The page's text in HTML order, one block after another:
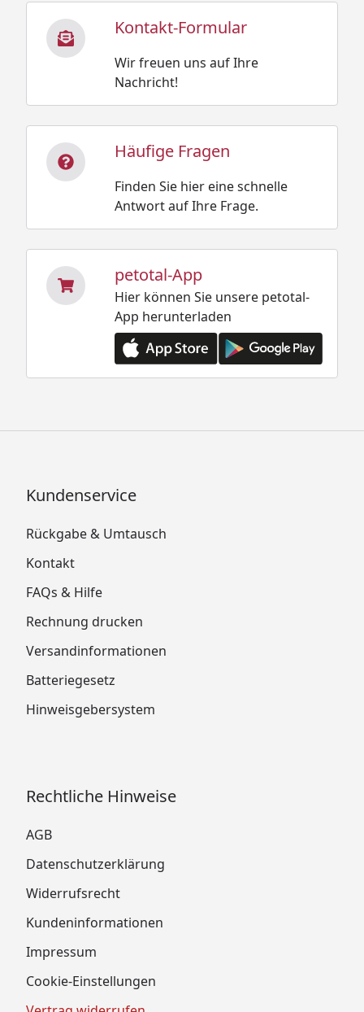
Kontakt-Formular
Wir freuen uns auf Ihre
Nachricht!
Häufige Fragen
Finden Sie hier eine schnelle
Antwort auf Ihre Frage.
petotal-App
Hier können Sie unsere petotal-
App herunterladen
Kundenservice
Rückgabe & Umtausch
Kontakt
FAQs & Hilfe
Rechnung drucken
Versandinformationen
Batteriegesetz
Hinweisgebersystem
Rechtliche Hinweise
AGB
Datenschutzerklärung
Widerrufsrecht
Kundeninformationen
Impressum
Cookie-Einstellungen